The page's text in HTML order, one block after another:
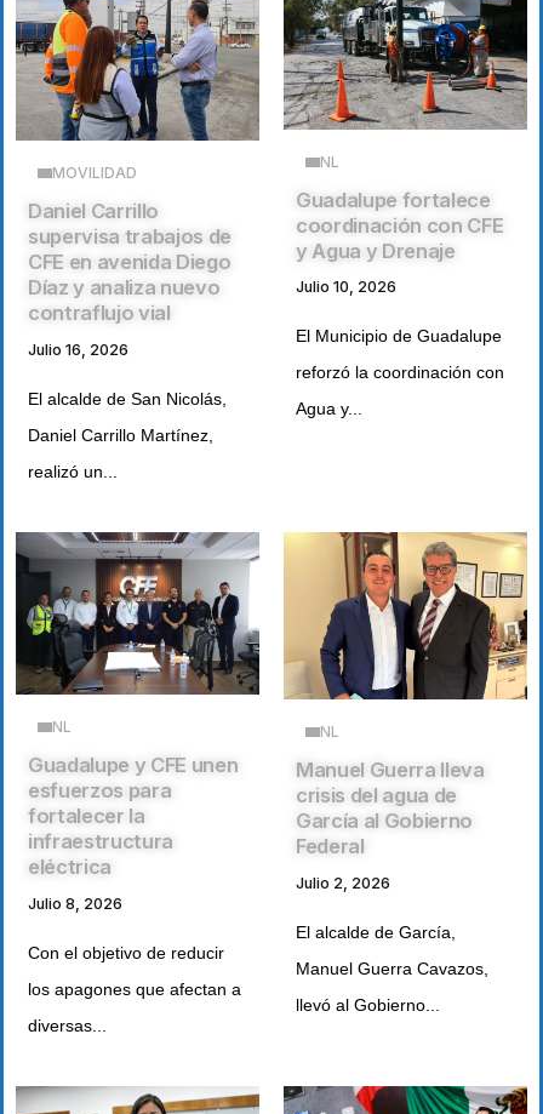
MOVILIDAD
Daniel Carrillo
supervisa trabajos de
CFE en avenida Diego
Díaz y analiza nuevo
contraflujo vial
Julio 16, 2026
El alcalde de San Nicolás,
Daniel Carrillo Martínez,
realizó un...
NL
Guadalupe fortalece
coordinación con CFE
y Agua y Drenaje
Julio 10, 2026
El Municipio de Guadalupe
reforzó la coordinación con
Agua y...
NL
Guadalupe y CFE unen
esfuerzos para
fortalecer la
infraestructura
eléctrica
Julio 8, 2026
Con el objetivo de reducir
los apagones que afectan a
diversas...
NL
Manuel Guerra lleva
crisis del agua de
García al Gobierno
Federal
Julio 2, 2026
El alcalde de García,
Manuel Guerra Cavazos,
llevó al Gobierno...